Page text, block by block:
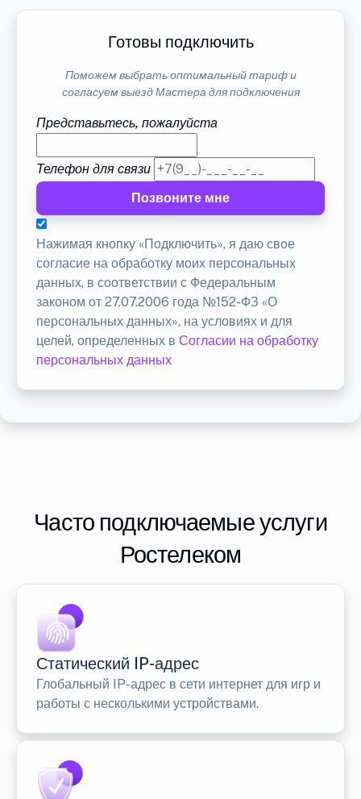
Готовы подключить
Поможем выбрать оптимальный тариф и
согласуем выезд Мастера для подключения
Представьтесь, пожалуйста
Телефон для связи
Позвоните мне
Нажимая кнопку «Подключить», я даю свое
согласие на обработку моих персональных
данных, в соответствии с Федеральным
законом от 27.07.2006 года №152-ФЗ «О
персональных данных», на условиях и для
целей, определенных в Согласии на обработку
персональных данных
Часто подключаемые услуги
Ростелеком
Статический IP-адрес
Глобальный IP-адрес в сети интернет для игр и
работы с несколькими устройствами.